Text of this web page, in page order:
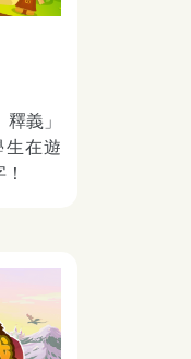
義」
生在遊